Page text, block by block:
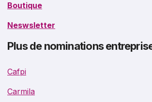
Boutique
Neswsletter
Plus de nominations
Cafpi
Carmila